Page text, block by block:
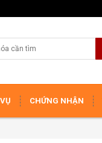
CHỨNG NHẬN